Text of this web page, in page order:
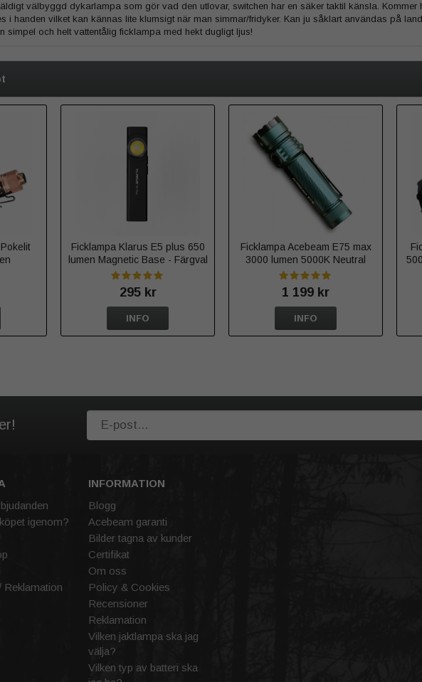
välbyggd dykarlampa som gör vad den utlovar, switchen har en säker taktil känsla. Kommer
i handen vilket kan kännas lite klumsigt när man simmar/fridyker. Kan ju såklart användas på
simpel och helt vattentålig ficklampa med hekt dugligt ljus!
Ficklampa Klarus E5 plus 650
lumen Magnetic Base - Färgval
295 kr
INFO
Ficklampa Acebeam E75 max
3000 lumen 5000K Neutral
White Nichia 519A CRI90 Blå
1 199 kr
INFO
igenom?
Reklamation
INFORMATION
Blogg
Acebeam garanti
Bilder tagna av kunder
Certifikat
Om oss
Policy & Cookies
Recensioner
Reklamation
Vilken jaktlampa ska jag
välja?
Vilken typ av batteri ska